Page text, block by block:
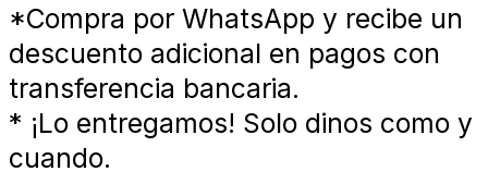
*Compra por WhatsApp y recibe un
descuento adicional en pagos con
transferencia bancaria.
* ¡Lo entregamos! Solo dinos como y
cuando.